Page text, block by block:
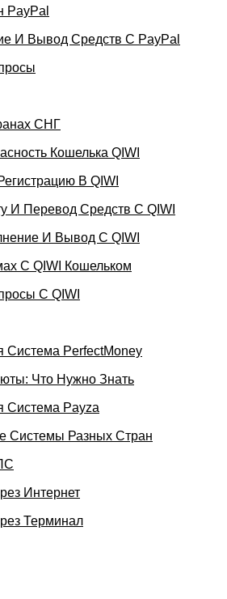
PayPal
И Вывод Средств С PayPal
СНГ
Кошелька QIWI
В QIWI
И Перевод Средств C QIWI
И Вывод С QIWI
С QIWI Кошельком
С QIWI
Система PerfectMoney
Что Нужно Знать
Система Payza
Системы Разных Стран
Интернет
Терминал